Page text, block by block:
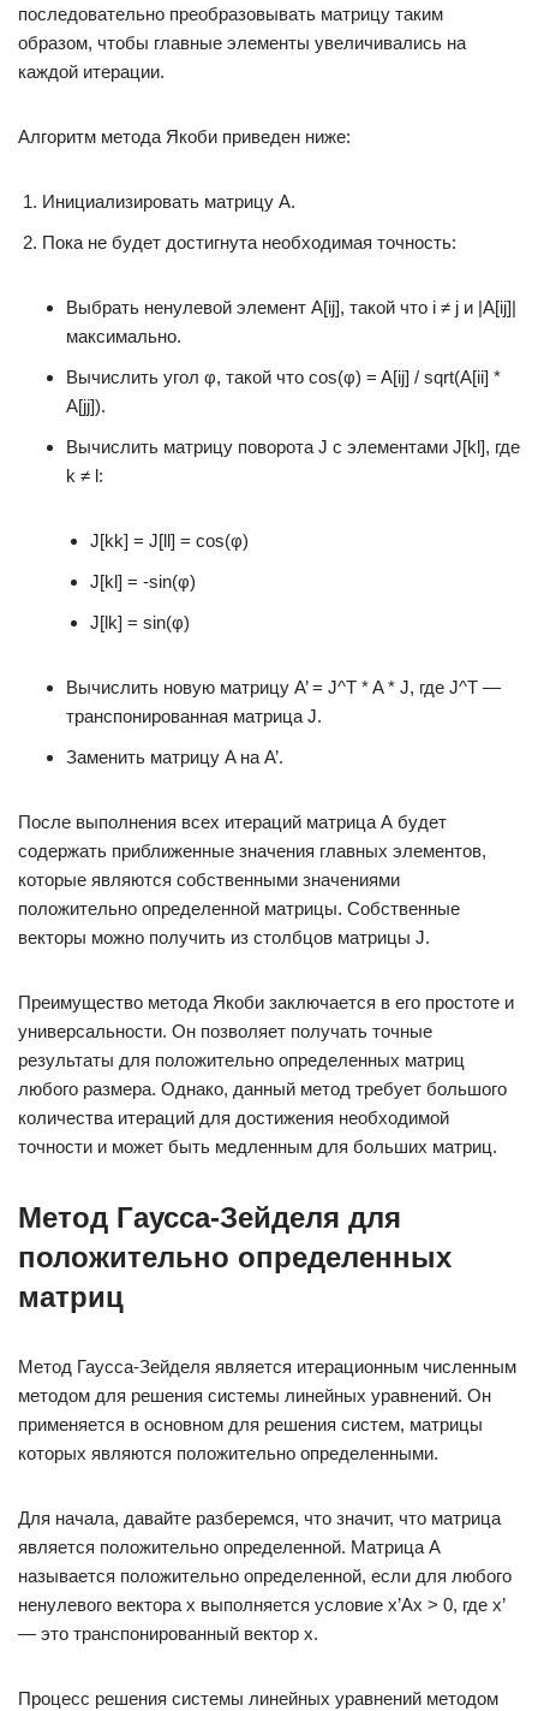
последовательно преобразовывать матрицу таким
образом, чтобы главные элементы увеличивались на
каждой итерации.
Алгоритм метода Якоби приведен ниже:
Инициализировать матрицу A.
Пока не будет достигнута необходимая точность:
Выбрать ненулевой элемент A[ij], такой что i ≠ j и |A[ij]|
максимально.
Вычислить угол φ, такой что cos(φ) = A[ij] / sqrt(A[ii] *
A[jj]).
Вычислить матрицу поворота J с элементами J[kl], где
k ≠ l:
J[kk] = J[ll] = cos(φ)
J[kl] = -sin(φ)
J[lk] = sin(φ)
Вычислить новую матрицу A’ = J^T * A * J, где J^T —
транспонированная матрица J.
Заменить матрицу A на A’.
После выполнения всех итераций матрица А будет
содержать приближенные значения главных элементов,
которые являются собственными значениями
положительно определенной матрицы. Собственные
векторы можно получить из столбцов матрицы J.
Преимущество метода Якоби заключается в его простоте и
универсальности. Он позволяет получать точные
результаты для положительно определенных матриц
любого размера. Однако, данный метод требует большого
количества итераций для достижения необходимой
точности и может быть медленным для больших матриц.
Метод Гаусса-Зейделя для
положительно определенных
матриц
Метод Гаусса-Зейделя является итерационным численным
методом для решения системы линейных уравнений. Он
применяется в основном для решения систем, матрицы
которых являются положительно определенными.
Для начала, давайте разберемся, что значит, что матрица
является положительно определенной. Матрица A
называется положительно определенной, если для любого
ненулевого вектора x выполняется условие x’Ax > 0, где x’
— это транспонированный вектор x.
Процесс решения системы линейных уравнений методом